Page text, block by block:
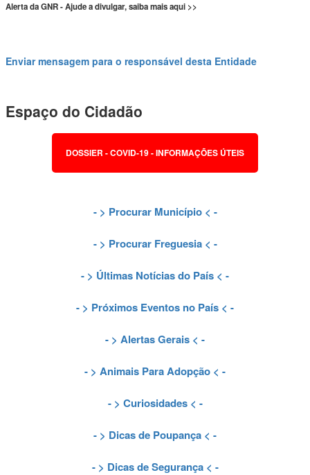
Alerta da GNR - Ajude a divulgar, saiba mais aqui >>
Enviar mensagem para o responsável desta Entidade
Espaço do Cidadão
DOSSIER - COVID-19 - INFORMAÇÕES ÚTEIS
- > Procurar Município< -
- > Procurar Freguesia< -
- > Últimas Notícias do País < -
- > Próximos Eventos no País < -
- > Alertas Gerais < -
- > Animais Para Adopção < -
- > Curiosidades< -
- > Dicas de Poupança < -
- > Dicas de Segurança< -